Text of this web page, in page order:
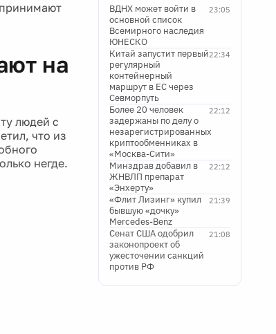
на
людей с
что из
негде.
23:05
ВДНХ может войти в
основной список
Всемирного наследия
ЮНЕСКО
22:34
Китай запустит первый
регулярный
контейнерный
маршрут в ЕС через
Севморпуть
22:12
Более 20 человек
задержаны по делу о
незарегистрированных
криптообменниках в
«Москва-Сити»
22:12
Минздрав добавил в
ЖНВЛП препарат
«Энхерту»
21:39
«Флит Лизинг» купил
бывшую «дочку»
Mercedes-Benz
21:08
Сенат США одобрил
законопроект об
ужесточении санкций
против РФ